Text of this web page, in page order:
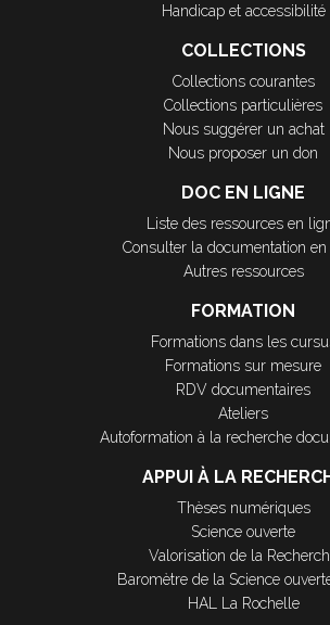
Handicap et accessibilité
COLLECTIONS
Collections courantes
Collections particulières
Nous suggérer un achat
Nous proposer un don
DOC EN LIGNE
Liste des ressources en
Consulter la documentation
Autres ressources
FORMATION
Formations dans les
Formations sur mesure
RDV documentaires
Ateliers
Autoformation à la recherche
APPUI À LA
Thèses numériques
Science ouverte
Valorisation de la
Baromètre de la Science
HAL La Rochelle